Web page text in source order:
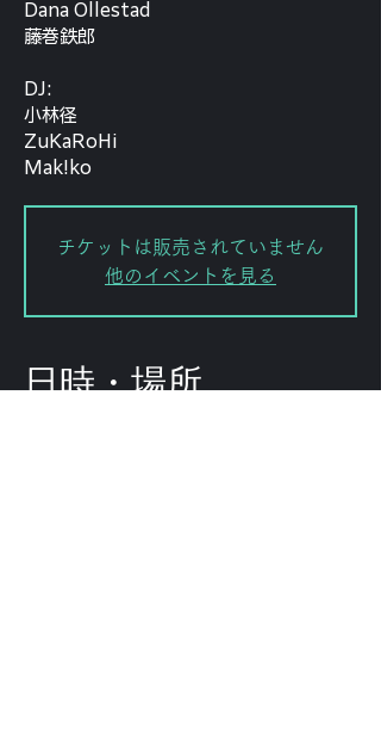
Dana Ollestad
藤巻鉄郎
DJ:
小林径
ZuKaRoHi
Mak!ko
チケットは販売されていません
他のイベントを見る
日時・場所